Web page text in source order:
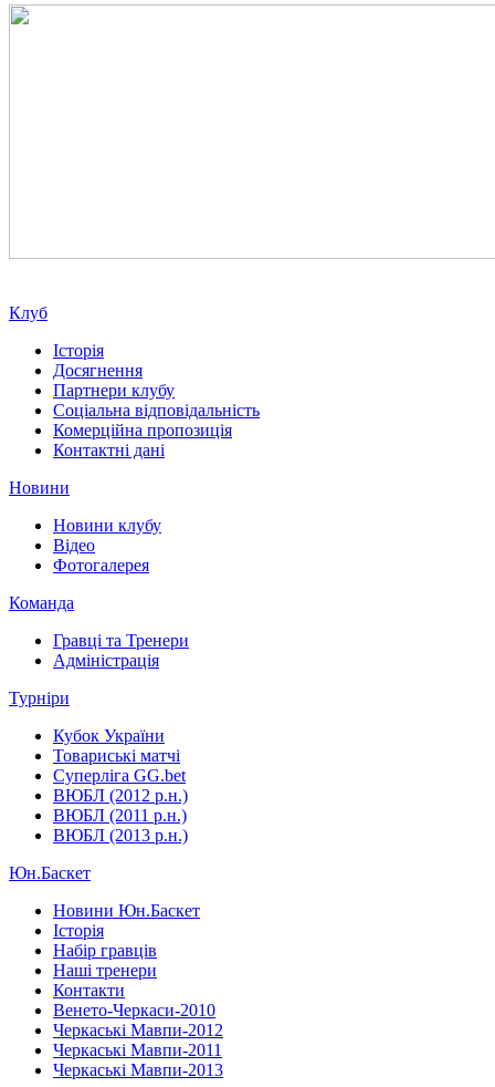
Клуб
Історія
Досягнення
Партнери клубу
Соціальна відповідальність
Комерційна пропозиція
Контактні дані
Новини
Новини клубу
Відео
Фотогалерея
Команда
Гравці та Тренери
Адміністрація
Турніри
Кубок України
Товариські матчі
Суперліга GG.bet
ВЮБЛ (2012 р.н.)
ВЮБЛ (2011 р.н.)
ВЮБЛ (2013 р.н.)
Юн.Баскет
Новини Юн.Баскет
Історія
Набір гравців
Наші тренери
Контакти
Венето-Черкаси-2010
Черкаські Мавпи-2012
Черкаські Мавпи-2011
Черкаські Мавпи-2013